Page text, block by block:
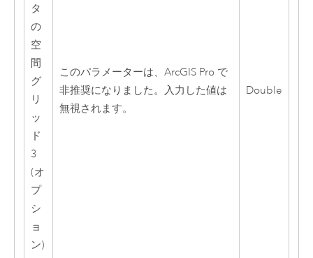
タ
の
空
間
グ
リ
ッ
ド
3
(オ
プ
シ
ョ
ン)
このパラメーターは、 ArcGIS Proで
非推奨になりました。入力した値は
無視されます。
Double